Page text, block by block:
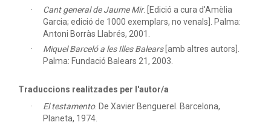
Cant general de Jaume Mir.
[Edició a cura d'Amèlia
Garcia; edició de 1000 exemplars, no venals]. Palma:
Antoni Borràs Llabrés, 2001.
Miquel Barceló a les Illes Balears [amb altres autors].
Palma: Fundació Balears 21, 2003.
Traduccions realitzades per l'autor/a
El testamento. De Xavier Benguerel. Barcelona,
Planeta, 1974.